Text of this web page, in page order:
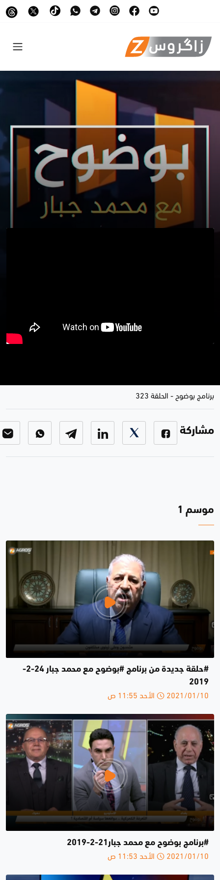
برنامج بوضوح - الحلقة 323
مشاركة
موسم 1
#حلقة جديدة من برنامج #بوضوح مع محمد جبار 24-2-
2019
2021/01/10 الأحد 11:55 ص
#برنامج بوضوح مع محمد جبار21-2-2019
2021/01/10 الأحد 11:53 ص